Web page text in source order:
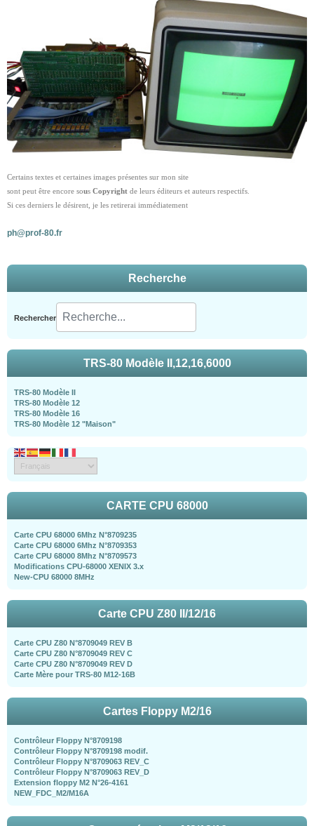
Certains textes et certaines images présentes sur mon site
sont peut être encore sous Copyright de leurs éditeurs et auteurs respectifs.
Si ces derniers le désirent, je les retirerai immédiatement
ph@prof-80.fr
Recherche
Rechercher
TRS-80 Modèle II,12,16,6000
TRS-80 Modèle II
TRS-80 Modèle 12
TRS-80 Modèle 16
TRS-80 Modèle 12 "Maison"
CARTE CPU 68000
Carte CPU 68000 6Mhz N°8709235
Carte CPU 68000 6Mhz N°8709353
Carte CPU 68000 8Mhz N°8709573
Modifications CPU-68000 XENIX 3.x
New-CPU 68000 8MHz
Carte CPU Z80 II/12/16
Carte CPU Z80 N°8709049 REV B
Carte CPU Z80 N°8709049 REV C
Carte CPU Z80 N°8709049 REV D
Carte Mère pour TRS-80 M12-16B
Cartes Floppy M2/16
Contrôleur Floppy N°8709198
Contrôleur Floppy N°8709198 modif.
Contrôleur Floppy N°8709063 REV_C
Contrôleur Floppy N°8709063 REV_D
Extension floppy M2 N°26-4161
NEW_FDC_M2/M16A